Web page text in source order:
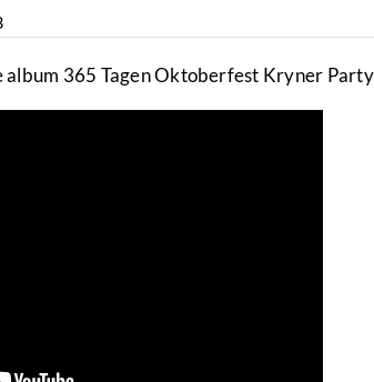
album 365 Tagen Oktoberfest Kryner